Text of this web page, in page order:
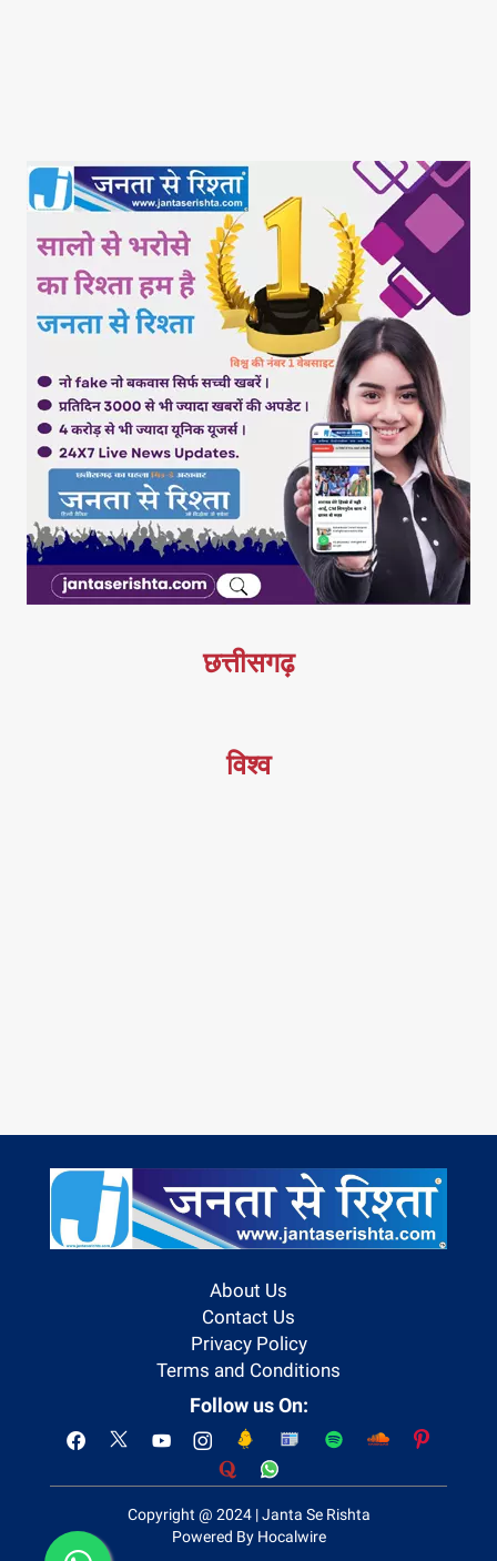
छत्तीसगढ़
विश्व
About Us
Contact Us
Privacy Policy
Terms and Conditions
Follow us On:
Copyright @ 2024 | Janta Se Rishta
Powered By Hocalwire